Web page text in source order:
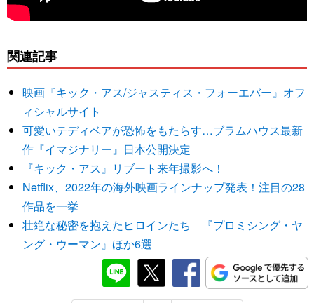
関連記事
映画『キック・アス/ジャスティス・フォーエバー』オフ
ィシャルサイト
可愛いテディベアが恐怖をもたらす…ブラムハウス最新
作『イマジナリー』日本公開決定
『キック・アス』リブート来年撮影へ！
Netflix、2022年の海外映画ラインナップ発表！注目の28
作品を一挙
壮絶な秘密を抱えたヒロインたち 『プロミシング・ヤ
ング・ウーマン』ほか6選